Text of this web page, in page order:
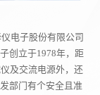
电子股份有限公司
创立于1978年，距
及交流电源外，还
部门有个安全且准